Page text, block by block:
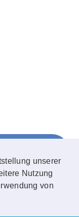
unserer
Nutzung
von